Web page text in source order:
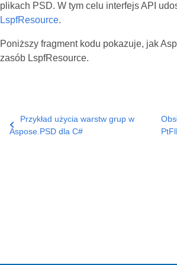
plikach PSD. W tym celu interfejs API
LspfResource.
Poniższy fragment kodu pokazuje, jak
zasób LspfResource.
Przykład użycia warstw grup w
Aspose.PSD dla C#